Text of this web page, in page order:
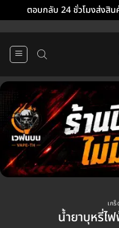
ตอบกลับ 24 ชั่วโมงส่งสิ
เก
น้ำยาบุหรี่ไ